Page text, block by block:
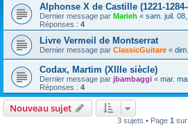
Alphonse X de Castille (1221-
Dernier message par Marieh « sam. juil.
Réponses : 4
Livre Vermeil de Montserrat
Dernier message par ClassicGuitare «
Codax, Martim (XIIIe siècle)
Dernier message par jbambaggi « mar.
Réponses : 4
Nouveau sujet
3 sujets • Page 1 sur